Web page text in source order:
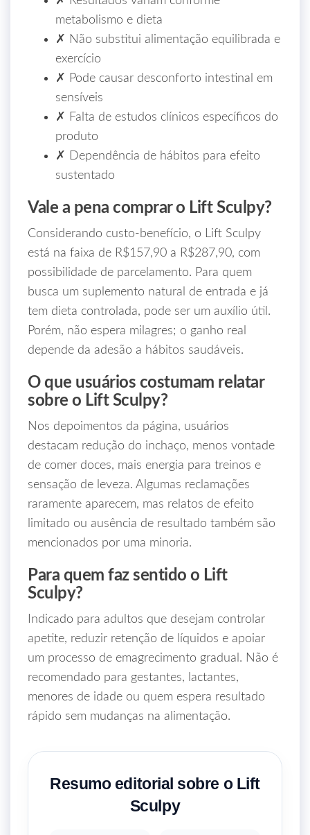
metabolismo e dieta
✗ Não substitui alimentação equilibrada e
exercício
✗ Pode causar desconforto intestinal em
sensíveis
✗ Falta de estudos clínicos específicos do
produto
✗ Dependência de hábitos para efeito
sustentado
Vale a pena comprar o Lift Sculpy?
Considerando custo‑benefício, o Lift Sculpy
está na faixa de R$157,90 a R$287,90, com
possibilidade de parcelamento. Para quem
busca um suplemento natural de entrada e já
tem dieta controlada, pode ser um auxílio útil.
Porém, não espera milagres; o ganho real
depende da adesão a hábitos saudáveis.
O que usuários costumam relatar
sobre o Lift Sculpy?
Nos depoimentos da página, usuários
destacam redução do inchaço, menos vontade
de comer doces, mais energia para treinos e
sensação de leveza. Algumas reclamações
raramente aparecem, mas relatos de efeito
limitado ou ausência de resultado também são
mencionados por uma minoria.
Para quem faz sentido o Lift
Sculpy?
Indicado para adultos que desejam controlar
apetite, reduzir retenção de líquidos e apoiar
um processo de emagrecimento gradual. Não é
recomendado para gestantes, lactantes,
menores de idade ou quem espera resultado
rápido sem mudanças na alimentação.
Resumo editorial sobre o Lift
Sculpy